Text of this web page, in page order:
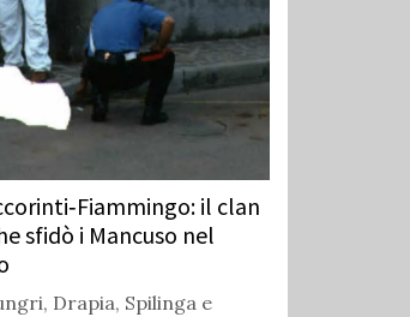
il clan
sfidò i Mancuso nel
Drapia, Spilinga e